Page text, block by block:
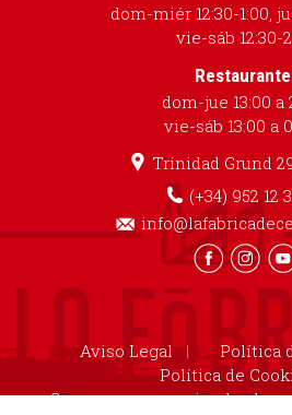
dom-miér 12:30-1:00,
vie-sáb 12:30-
dom-jue 13:00 a
vie-sáb 13:00 a
Trinidad Grund
(+34) 952 12
Aviso Legal
Política
Política de
Cruzcampo recomienda el